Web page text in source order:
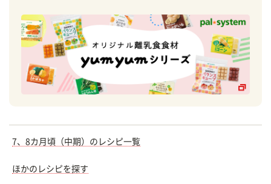
7、8カ月頃（中期）のレシピ一覧
ほかのレシピを探す